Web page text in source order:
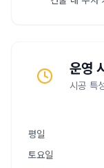
운영
시공 특
평일
토요일